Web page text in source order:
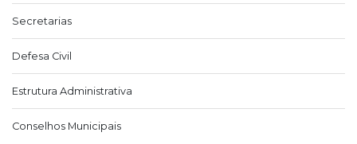
Secretarias
Defesa Civil
Estrutura Administrativa
Conselhos Municipais